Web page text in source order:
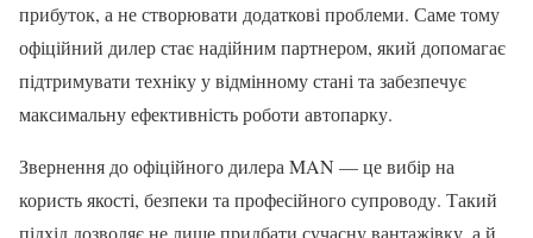
прибуток, а не створювати додаткові проблеми. Саме тому
офіційний дилер стає надійним партнером, який допомагає
підтримувати техніку у відмінному стані та забезпечує
максимальну ефективність роботи автопарку.
Звернення до офіційного дилера MAN — це вибір на
користь якості, безпеки та професійного супроводу. Такий
підхід дозволяє не лише придбати сучасну вантажівку, а й